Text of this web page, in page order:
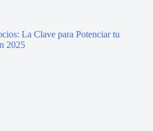
La Clave para Potenciar tu
2025